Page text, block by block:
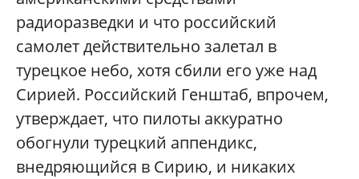
радиоразведки и что российский
самолет действительно залетал в
турецкое небо, хотя сбили его уже над
Сирией. Российский Генштаб, впрочем,
утверждает, что пилоты аккуратно
обогнули турецкий аппендикс,
внедряющийся в Сирию, и никаких